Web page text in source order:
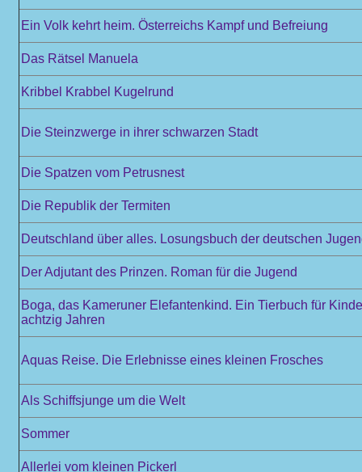
Ein Volk kehrt heim. Österreichs Kampf und Befreiung
Das Rätsel Manuela
Kribbel Krabbel Kugelrund
Die Steinzwerge in ihrer schwarzen Stadt
Die Spatzen vom Petrusnest
Die Republik der Termiten
Deutschland über alles. Losungsbuch der deutschen
Der Adjutant des Prinzen. Roman für die Jugend
Boga, das Kameruner Elefantenkind. Ein Tierbuch für
achtzig Jahren
Aquas Reise. Die Erlebnisse eines kleinen Frosches
Als Schiffsjunge um die Welt
Sommer
Allerlei vom kleinen Pickerl